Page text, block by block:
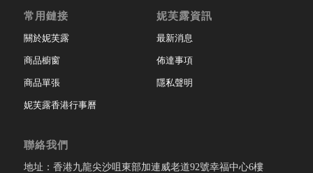
常用鏈接
關於妮芙露
商品櫥窗
商品單張
妮芙露香港行事曆
妮芙露資訊
最新消息
佈達事項
隱私聲明
聯絡我們
地址：香港九龍尖沙咀東部加連威老道92號幸福中心6樓